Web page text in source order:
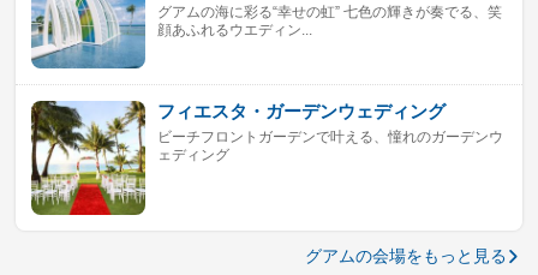
グアムの海に彩る“幸せの虹” 七色の輝きが奏でる、笑
顔あふれるウエディン...
フィエスタ・ガーデンウェディング
ビーチフロントガーデンで叶える、憧れのガーデンウ
ェディング
グアムの会場をもっと見る